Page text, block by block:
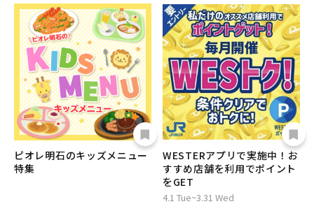
ピオレ明石のキッズメニュー
特集
WESTERアプリで実施中！お
すすめ店舗を利用でポイント
をGET
4.1 Tue~3.31 Wed